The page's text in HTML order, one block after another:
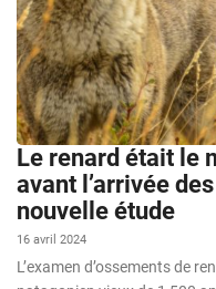
Le renard était le
avant l’arrivée
nouvelle étude
16 avril 2024
L’examen d’ossements de